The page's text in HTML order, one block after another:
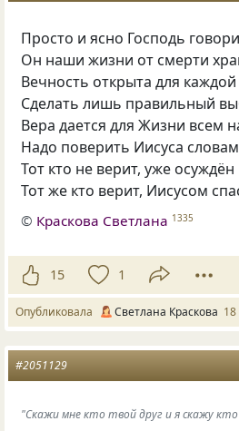
Просто и ясно Господь
Он наши жизни от смерти
Вечность открыта для
Сделать лишь правильный
Вера дается для Жизни всем
Надо поверить Иисуса словам
Тот кто не верит, уже осуждён
Тот же кто верит, Иисусом
© Краскова Светлана 1335
15 1
Опубликовала Светлана Краскова 18
#2051129
"Скажи мне кто твой друг и я скажу